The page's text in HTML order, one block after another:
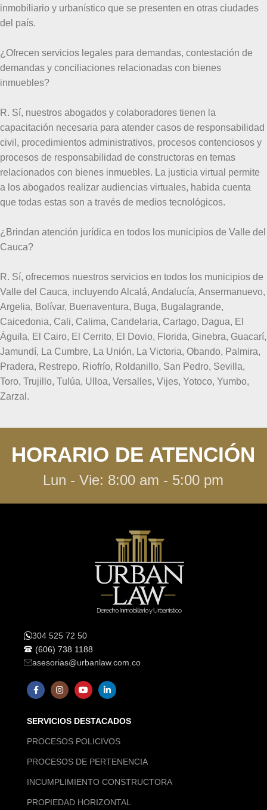
inmobiliario y urbanístico que se presenten en otras ciudades
del país.
¿Ofrecen servicios legales para demandas, contestación de
demandas y conciliaciones relacionadas con bienes
inmuebles?
R. Sí, nuestros abogados y colaboradores tienen la
capacitación necesaria para atender casos de responsabilidad
civil, procedimientos administrativos, procesos contenciosos y
procesos de responsabilidad de constructoras en temas
relacionados con bienes inmuebles. La justicia virtual permite
a los abogados realizar audiencias virtuales, habida cuenta
que todas estas son a través de medios tecnológicos.
¿Brindan atención jurídica en todos los municipios de Valle del
Cauca?
R. Sí, ofrecemos nuestros servicios en todos los municipios de
Valle del Cauca, incluyendo Alcalá, Andalucía, Ansermanuevo,
Argelia, Bolívar, Buenaventura, Buga, Bugalagrande,
Caicedonia, Cali, Calima, Candelaria, Cartago, Dagua, El
Águila, El Cairo, El Cerrito, El Dovio, Florida, Ginebra, Guacarí,
Jamundí, La Cumbre, La Unión, La Victoria, Obando, Palmira,
Pradera, Restrepo, Riofrío, Roldanillo, San Pedro, Sevilla,
Toro, Trujillo, Tulúa, Ulloa, Versalles, Vijes, Yotoco, Yumbo,
Zarzal.
HORARIO DE ATENCIÓN
Lun - Vie: 8:00 am - 5:00 pm
304 525 72 50
(606) 738 1188
asesorias@urbanlaw.com.co
SERVICIOS DESTACADOS
PROCESOS POLICIVOS
PROCESOS DE PERTENENCIA
INCUMPLIMIENTO CONSTRUCTORA
PROPIEDAD HORIZONTAL